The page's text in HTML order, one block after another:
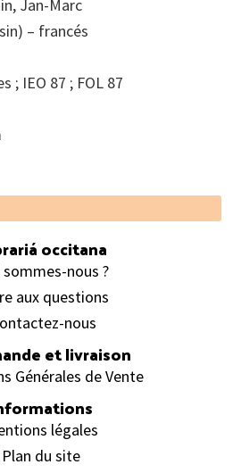
Jan-Marc
– francés
; IEO 87 ; FOL 87
occitana
sommes-nous ?
aux questions
nous
et livraison
Générales de Vente
légales
Plan du site